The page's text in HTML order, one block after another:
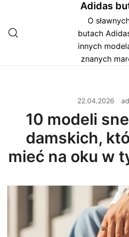
treści
Adidas
O
butach
innych
znanych
22.04.2026
10 modeli
damskich,
mieć na oku w